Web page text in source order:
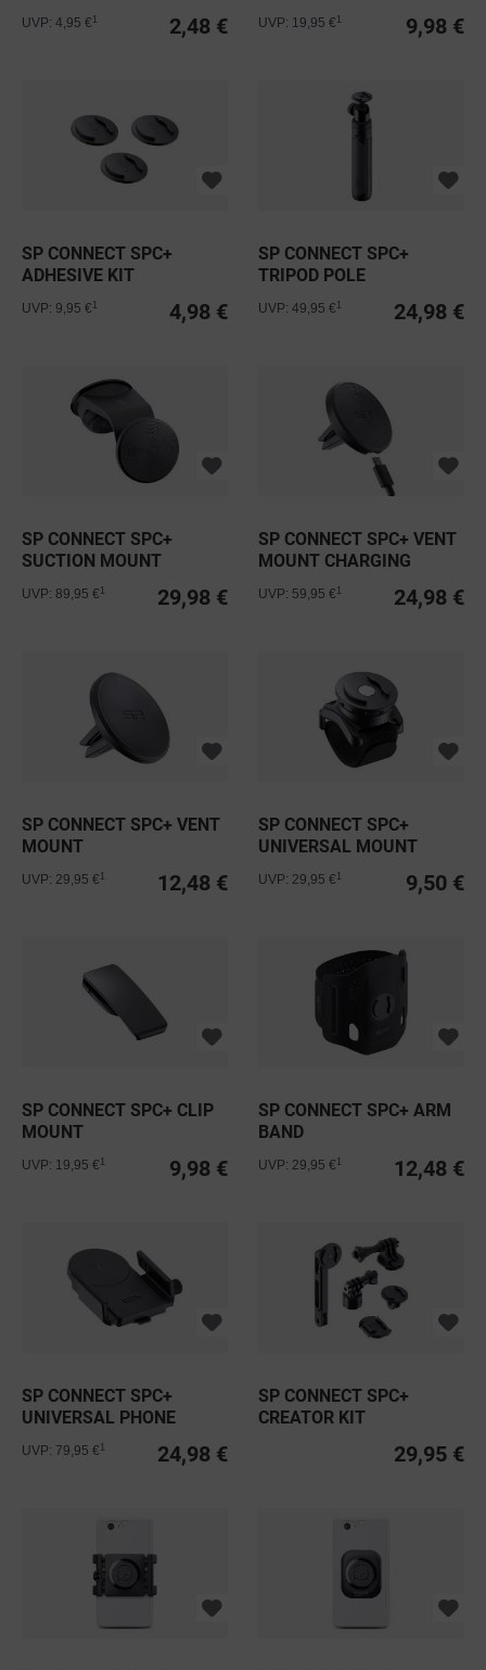
2,48 €
UVP: 4,95 € 9,98 €
UVP: 19,95 €
SP CONNECT SPC+
ADHESIVE KIT
4,98 €
UVP: 9,95 €
SP CONNECT SPC+
TRIPOD POLE
24,98 €
UVP: 49,95 €
SP CONNECT SPC+
SUCTION MOUNT
CHARGING
29,98 €
UVP: 89,95 €
SP CONNECT SPC+ VENT
MOUNT CHARGING
24,98 €
UVP: 59,95 €
SP CONNECT SPC+ VENT
MOUNT
12,48 €
UVP: 29,95 €
SP CONNECT SPC+
UNIVERSAL MOUNT
9,50 €
UVP: 29,95 €
SP CONNECT SPC+ CLIP
MOUNT
9,98 €
UVP: 19,95 €
SP CONNECT SPC+ ARM
BAND
12,48 €
UVP: 29,95 €
SP CONNECT SPC+
UNIVERSAL PHONE
CLAMP CHARGING
24,98 €
UVP: 79,95 €
SP CONNECT SPC+
CREATOR KIT
29,95 €